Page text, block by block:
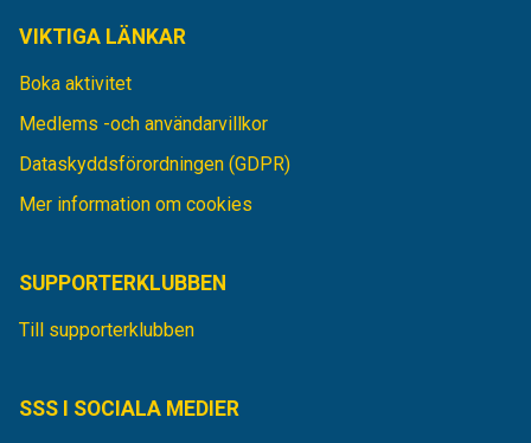
VIKTIGA LÄNKAR
Boka aktivitet
Medlems -och användarvillkor
Dataskyddsförordningen (GDPR)
Mer information om cookies
SUPPORTERKLUBBEN
Till supporterklubben
SSS I SOCIALA MEDIER